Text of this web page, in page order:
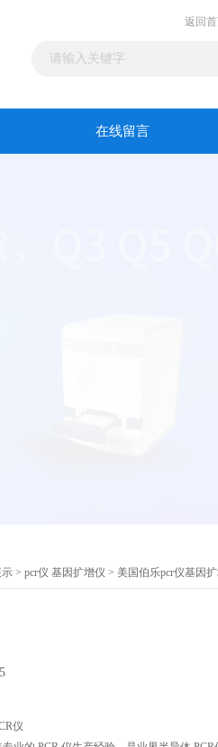
返回
在线留言
示 > pcr仪 基因扩增仪 > 美国伯乐pcr仪基因
仪